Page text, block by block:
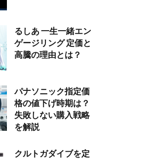
るしあ 一生一緒エン
ゲージリング 定価と
高騰の理由とは？
パナソニック指定価
格の値下げ時期は？
失敗しない購入戦略
を解説
クルトガダイブを定